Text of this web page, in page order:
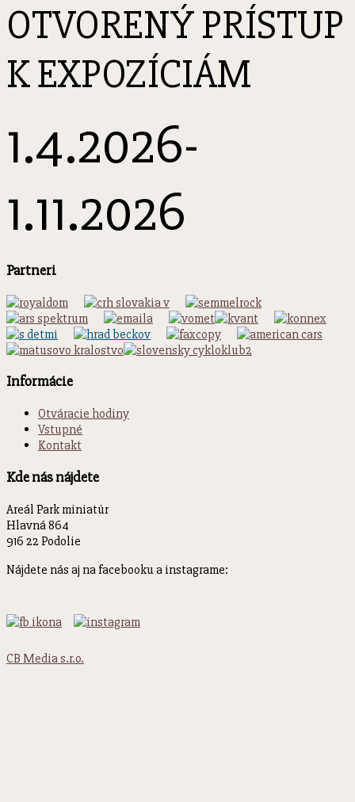
OTVORENÝ PRÍSTUP
K EXPOZÍCIÁM
1.4.2026-
1.11.2026
Partneri
Informácie
Otváracie hodiny
Vstupné
Kontakt
Kde nás nájdete
Areál Park miniatúr
Hlavná 864
916 22 Podolie
Nájdete nás aj na facebooku a instagrame:
CB Media s.r.o.